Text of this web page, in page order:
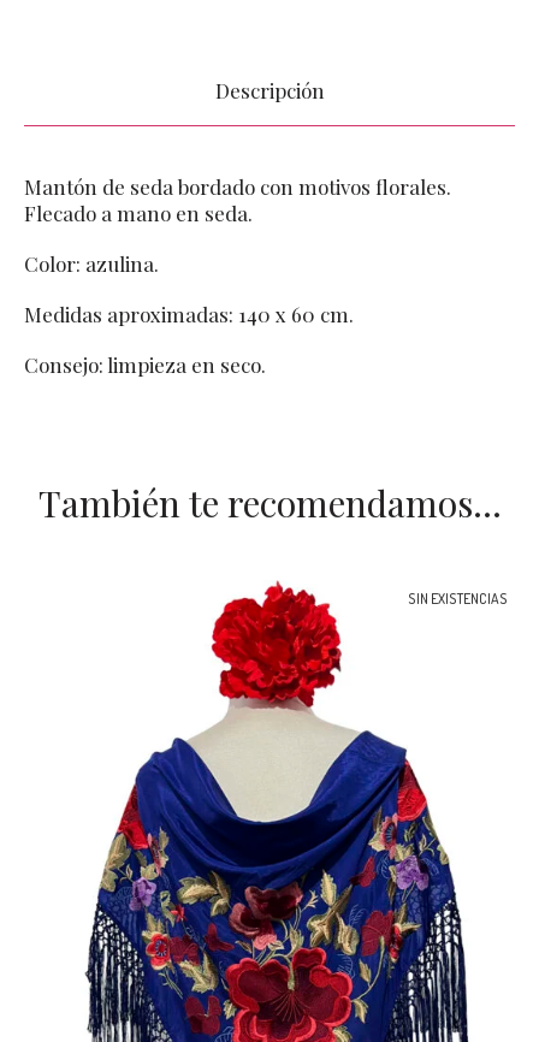
Descripción
Mantón de seda bordado con motivos florales.
Flecado a mano en seda.
Color: azulina.
Medidas aproximadas: 140 x 60 cm.
Consejo: limpieza en seco.
También te recomendamos…
SIN EXISTENCIAS